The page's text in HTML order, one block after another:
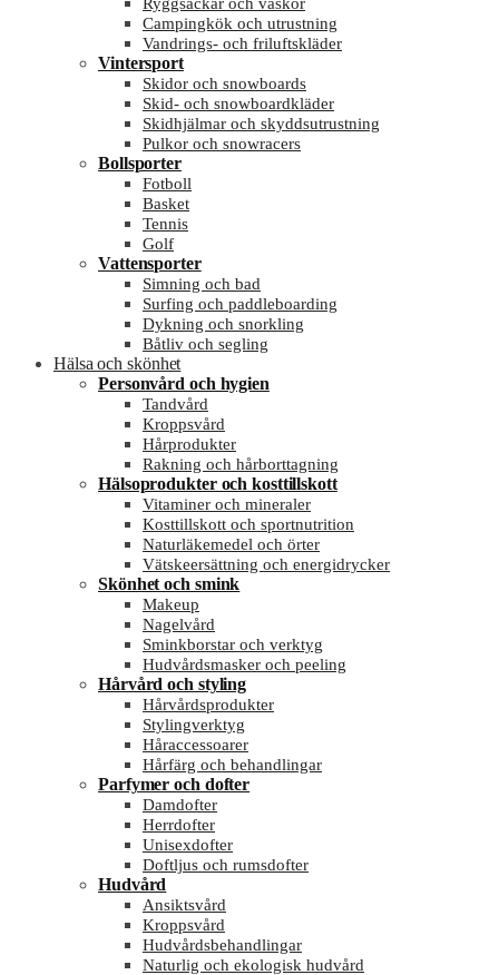
Campingkök och utrustning
Vandrings- och friluftskläder
Vintersport
Skidor och snowboards
Skid- och snowboardkläder
Skidhjälmar och skyddsutrustning
Pulkor och snowracers
Bollsporter
Fotboll
Basket
Tennis
Golf
Vattensporter
Simning och bad
Surfing och paddleboarding
Dykning och snorkling
Båtliv och segling
Hälsa och skönhet
Personvård och hygien
Tandvård
Kroppsvård
Hårprodukter
Rakning och hårborttagning
Hälsoprodukter och kosttillskott
Vitaminer och mineraler
Kosttillskott och sportnutrition
Naturläkemedel och örter
Vätskeersättning och energidrycker
Skönhet och smink
Makeup
Nagelvård
Sminkborstar och verktyg
Hudvårdsmasker och peeling
Hårvård och styling
Hårvårdsprodukter
Stylingverktyg
Håraccessoarer
Hårfärg och behandlingar
Parfymer och dofter
Damdofter
Herrdofter
Unisexdofter
Doftljus och rumsdofter
Hudvård
Ansiktsvård
Kroppsvård
Hudvårdsbehandlingar
Naturlig och ekologisk hudvård